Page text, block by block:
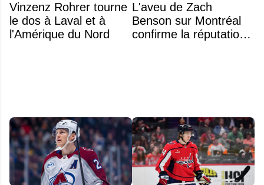
Vinzenz Rohrer tourne
le dos à Laval et à
l'Amérique du Nord
L'aveu de Zach
Benson sur Montréal
confirme la réputation